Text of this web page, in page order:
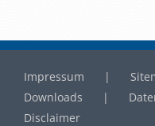
Impressum
Downloads
Disclaimer